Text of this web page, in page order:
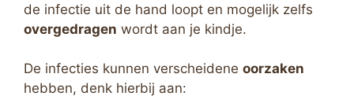
de infectie uit de hand loopt en mogelijk zelfs
overgedragen wordt aan je kindje.
De infecties kunnen verscheidene oorzaken
hebben, denk hierbij aan: